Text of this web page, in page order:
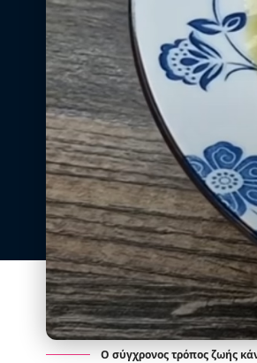
Ο σύγχρονος τρόπος ζωής